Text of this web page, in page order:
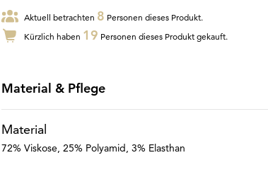
Aktuell betrachten 8 Personen dieses Produkt.
Kürzlich haben 19 Personen dieses Produkt gekauft.
Material & Pflege
Material
72% Viskose, 25% Polyamid, 3% Elasthan